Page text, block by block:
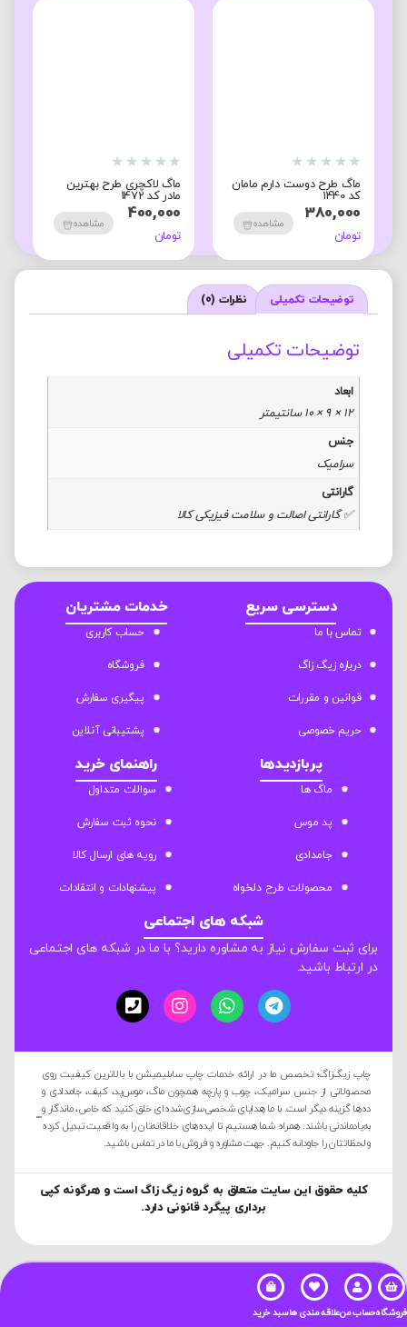
★
★
★
★
★
ماگ طرح دوست دارم مامان
کد 1440
380,000
تومان
مشاهده
★
★
★
★
★
ماگ لاکچری طرح بهترین
مادر کد 1472
400,000
تومان
مشاهده
توضیحات تکمیلی نظرات (0)
توضیحات تکمیلی
ابعاد
12 × 9 × 10 سانتیمتر
جنس
سرامیک
گارانتی
✅ گارانتی اصالت و سلامت فیزیکی کالا
دسترسی سریع
تماس با ما
درباره زیگ زاگ
قوانین و مقررات
حریم خصوصی
خدمات مشتریان
حساب کاربری
فروشگاه
پیگیری سفارش
پشتیبانی آنلاین
پربازدیدها
ماگ ها
پد موس
جامدادی
محصولات طرح دلخواه
راهنمای خرید
سوالات متداول
نحوه ثبت سفارش
رویه های ارسال کالا
پیشنهادات و انتقادات
شبکه های اجتماعی
برای ثبت سفارش نیاز به مشاوره دارید؟ با ما در شبکه های اجتماعی
در ارتباط باشید.
چاپ زیگ‌زاگ؛ تخصص ما در ارائه خدمات چاپ سابلیمیشن با بالاترین کیفیت روی
محصولاتی از جنس سرامیک، چوب و پارچه همچون ماگ، موس‌پد، کیف، جامدادی و
ده‌ها گزینه دیگر است. با ما هدایای شخصی‌سازی‌شده‌ای خلق کنید که خاص، ماندگار و
به‌یادماندنی باشند. همراه شما هستیم تا ایده‌های خلاقانه‌تان را به واقعیت تبدیل کرده
و لحظاتتان را جاودانه کنیم. جهت مشاوره و فروش با ما در تماس باشید.
کليه حقوق این سایت متعلق به گروه زیگ زاگ است و هرگونه کپی
برداری پیگرد قانونی دارد.
فروشگاهحساب منعلاقه مندی هاسبد خرید